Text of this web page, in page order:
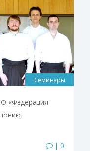
Семинары
«Федерация
| 0